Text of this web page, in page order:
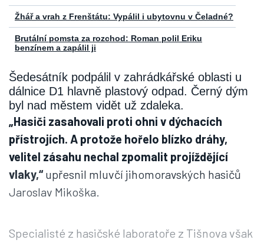
Žhář a vrah z Frenštátu: Vypálil i ubytovnu v Čeladné?
Brutální pomsta za rozchod: Roman polil Eriku
benzínem a zapálil ji
Šedesátník podpálil v zahrádkářské oblasti u
dálnice D1 hlavně plastový odpad. Černý dým
byl nad městem vidět už zdaleka.
„Hasiči zasahovali proti ohni v dýchacích
přístrojích. A protože hořelo blízko dráhy,
velitel zásahu nechal zpomalit projíždějící
vlaky,“upřesnil mluvčí jihomoravských hasičů
Jaroslav Mikoška.
Specialisté z hasičské laboratoře z Tišnova však